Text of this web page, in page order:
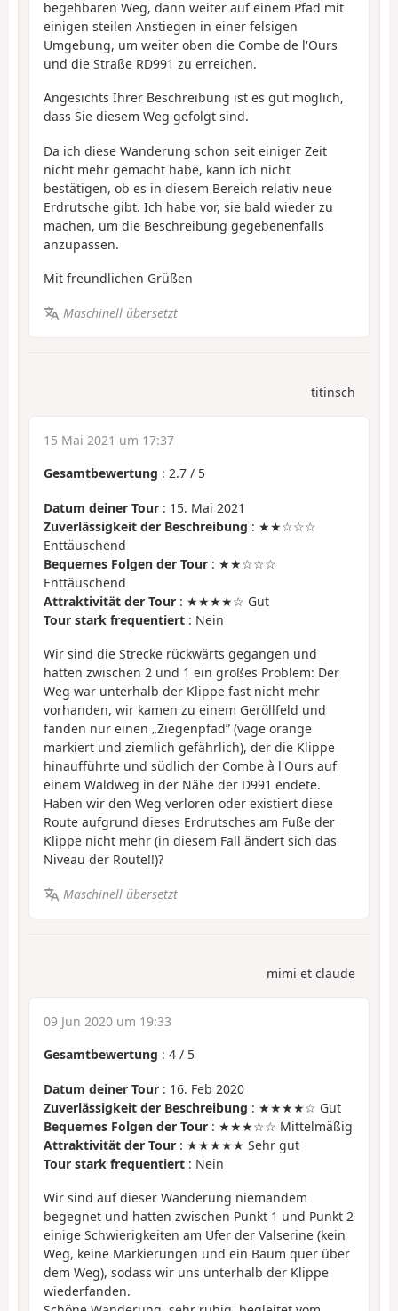
begehbaren Weg, dann weiter auf einem Pfad mit
einigen steilen Anstiegen in einer felsigen
Umgebung, um weiter oben die Combe de l'Ours
und die Straße RD991 zu erreichen.
Angesichts Ihrer Beschreibung ist es gut möglich,
dass Sie diesem Weg gefolgt sind.
Da ich diese Wanderung schon seit einiger Zeit
nicht mehr gemacht habe, kann ich nicht
bestätigen, ob es in diesem Bereich relativ neue
Erdrutsche gibt. Ich habe vor, sie bald wieder zu
machen, um die Beschreibung gegebenenfalls
anzupassen.
Mit freundlichen Grüßen
Maschinell übersetzt
titinsch
15 Mai 2021 um 17:37
Gesamtbewertung : 2.7 / 5
Datum deiner Tour : 15. Mai 2021
Zuverlässigkeit der Beschreibung : ★★☆☆☆
Enttäuschend
Bequemes Folgen der Tour : ★★☆☆☆
Enttäuschend
Attraktivität der Tour : ★★★★☆ Gut
Tour stark frequentiert : Nein
Wir sind die Strecke rückwärts gegangen und
hatten zwischen 2 und 1 ein großes Problem: Der
Weg war unterhalb der Klippe fast nicht mehr
vorhanden, wir kamen zu einem Geröllfeld und
fanden nur einen „Ziegenpfad” (vage orange
markiert und ziemlich gefährlich), der die Klippe
hinaufführte und südlich der Combe à l'Ours auf
einem Waldweg in der Nähe der D991 endete.
Haben wir den Weg verloren oder existiert diese
Route aufgrund dieses Erdrutsches am Fuße der
Klippe nicht mehr (in diesem Fall ändert sich das
Niveau der Route!!)?
Maschinell übersetzt
mimi et claude
09 Jun 2020 um 19:33
Gesamtbewertung : 4 / 5
Datum deiner Tour : 16. Feb 2020
Zuverlässigkeit der Beschreibung : ★★★★☆ Gut
Bequemes Folgen der Tour : ★★★☆☆ Mittelmäßig
Attraktivität der Tour : ★★★★★ Sehr gut
Tour stark frequentiert : Nein
Wir sind auf dieser Wanderung niemandem
begegnet und hatten zwischen Punkt 1 und Punkt 2
einige Schwierigkeiten am Ufer der Valserine (kein
Weg, keine Markierungen und ein Baum quer über
dem Weg), sodass wir uns unterhalb der Klippe
wiederfanden.